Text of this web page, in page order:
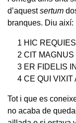
d’aquestsertum
branques. Diu així:
1 HIC REQUIES
2 CIT MAGNUS
3 ER FIDELIS
4 CE QUI VIXIT
Tot i que es
no acaba de